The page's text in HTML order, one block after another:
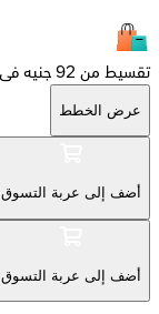
تقسيط من 92 جنيه فى الشهر حتى 24 الشهر
عرض الخطط
أضف إلى عربة التسوق
أضف إلى عربة التسوق